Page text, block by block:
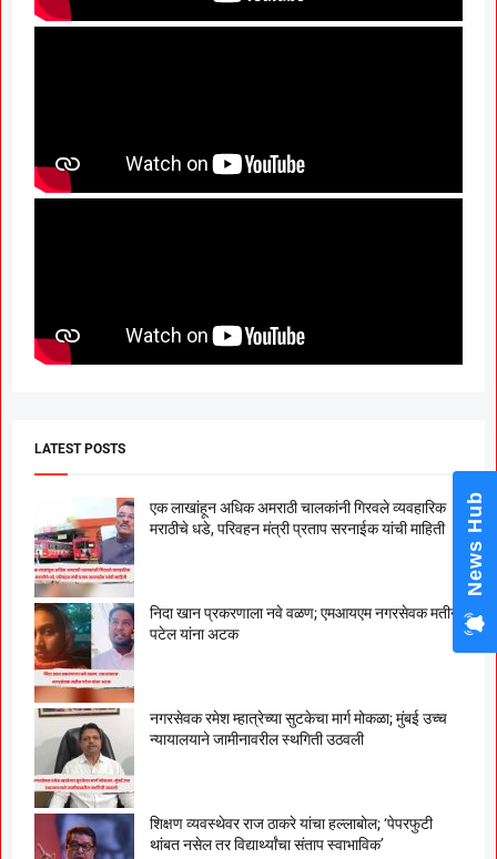
LATEST POSTS
एक लाखांहून अधिक अमराठी चालकांनी गिरवले व्यवहारिक
मराठीचे धडे, परिवहन मंत्री प्रताप सरनाईक यांची माहिती
निदा खान प्रकरणाला नवे वळण; एमआयएम नगरसेवक मतीन
पटेल यांना अटक
नगरसेवक रमेश म्हात्रेच्या सुटकेचा मार्ग मोकळा; मुंबई उच्च
न्यायालयाने जामीनावरील स्थगिती उठवली
शिक्षण व्यवस्थेवर राज ठाकरे यांचा हल्लाबोल; ‘पेपरफुटी
थांबत नसेल तर विद्यार्थ्यांचा संताप स्वाभाविक’
News Hub